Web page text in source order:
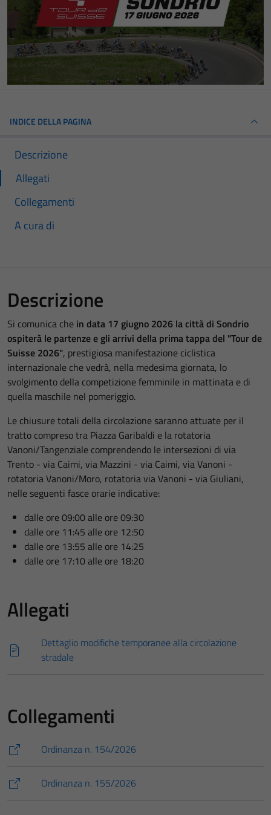
INDICE DELLA PAGINA
Descrizione
Allegati
Collegamenti
A cura di
Descrizione
Si comunica che in data 17 giugno 2026 la città di Sondrio
ospiterà le partenze e gli arrivi della prima tappa del "Tour de
Suisse 2026", prestigiosa manifestazione ciclistica
internazionale che vedrà, nella medesima giornata, lo
svolgimento della competizione femminile in mattinata e di
quella maschile nel pomeriggio.
Le chiusure totali della circolazione saranno attuate per il
tratto compreso tra Piazza Garibaldi e la rotatoria
Vanoni/Tangenziale comprendendo le intersezioni di via
Trento - via Caimi, via Mazzini - via Caimi, via Vanoni -
rotatoria Vanoni/Moro, rotatoria via Vanoni - via Giuliani,
nelle seguenti fasce orarie indicative:
dalle ore 09:00 alle ore 09:30
dalle ore 11:45 alle ore 12:50
dalle ore 13:55 alle ore 14:25
dalle ore 17:10 alle ore 18:20
Allegati
Dettaglio modifiche temporanee alla circolazione
stradale
Collegamenti
Ordinanza n. 154/2026
Ordinanza n. 155/2026